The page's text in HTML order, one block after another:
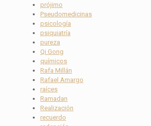
prójimo
Pseudomedicinas
psicología
psiquiatría
pureza
Qi Gong
químicos
Rafa Millán
Rafael Amargo
raíces
Ramadan
Realización
recuerdo